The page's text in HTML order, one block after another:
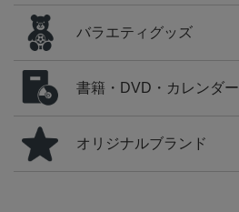
バラエティグッズ
書籍・DVD・カレンダー
オリジナルブランド